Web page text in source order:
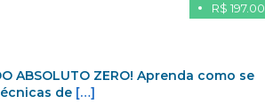
R$ 197.00
ABSOLUTO ZERO! Aprenda como se
de […]